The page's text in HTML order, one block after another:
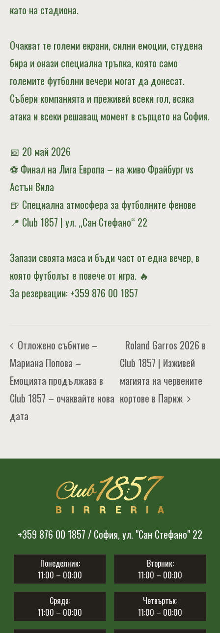
като на стадиона.
Очакват те големи екрани, силни емоции, студена
бира и онази специална тръпка, която само
големите футболни вечери могат да донесат.
Събери компанията и преживей всеки гол, всяка
атака и всеки решаващ момент в сърцето на София.
📅 20 май 2026
⚽ Финал на Лига Европа – на живо Фрайбург vs
Астън Вила
🍺 Специална атмосфера за футболните фенове
📍 Club 1857 | ул. „Сан Стефано“ 22
Запази своята маса и бъди част от една вечер, в
която футболът е повече от игра. 🔥
За резервации: +359 876 00 1857
Отложено събитие –
Мариана Попова –
Емоцията продължава в
Club 1857 – очаквайте нова
дата
Roland Garros 2026 в
Club 1857 | Изживей
магията на червените
кортове в Париж
+359 876 00 1857 / София, ул. "Сан Стефано" 22
Понеделник:
11:00 – 00:00
Вторник:
11:00 – 00:00
Сряда:
11:00 – 00:00
Четвъртък:
11:00 – 00:00